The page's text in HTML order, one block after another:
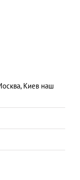
Киев наш